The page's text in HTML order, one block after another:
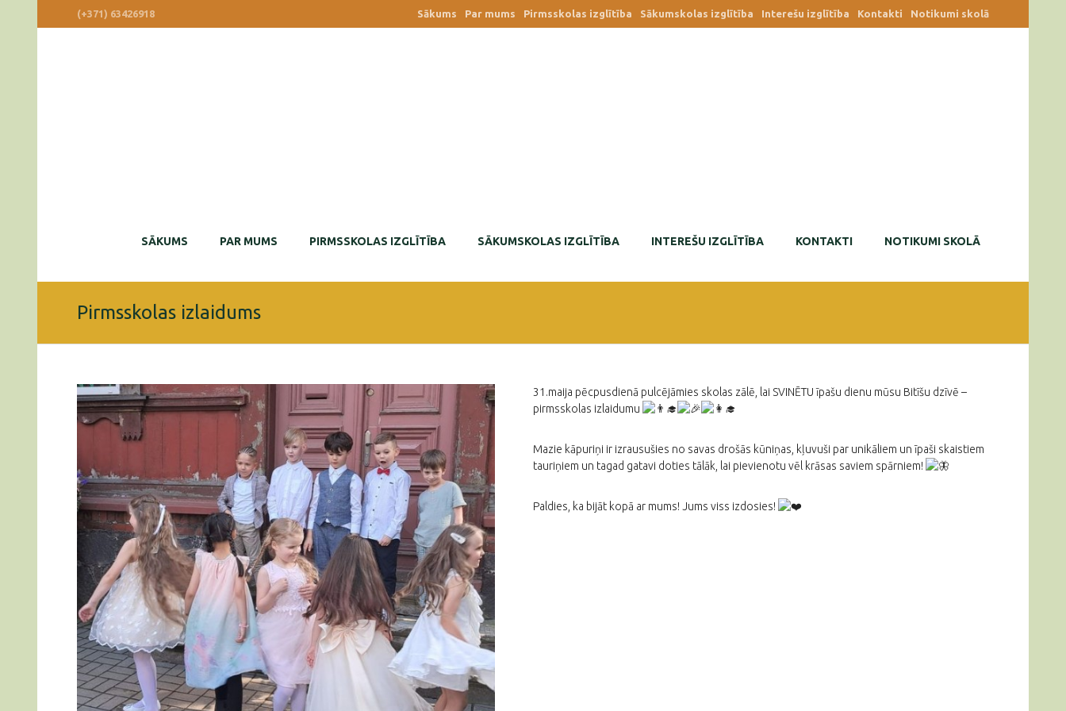
Sākums Par mums Pirmsskolas izglītība Sākumskolas izglītība Interešu izglītība Kontakti Notikumi skolā
(+371) 63426918
SĀKUMS PAR MUMS PIRMSSKOLAS IZGLĪTĪBA SĀKUMSKOLAS IZGLĪTĪBA INTEREŠU IZGLĪTĪBA KONTAKTI NOTIKUMI SKOLĀ
Pirmsskolas izlaidums
31.maija pēcpusdienā pulcējāmies skolas zālē, lai SVINĒTU īpašu dienu mūsu Bitīšu dzīvē –
pirmsskolas izlaidumu
Mazie kāpuriņi ir izrausušies no savas drošās kūniņas, kļuvuši par unikāliem un īpaši skaistiem
tauriņiem un tagad gatavi doties tālāk, lai pievienotu vēl krāsas saviem spārniem!
Paldies, ka bijāt kopā ar mums! Jums viss izdosies!